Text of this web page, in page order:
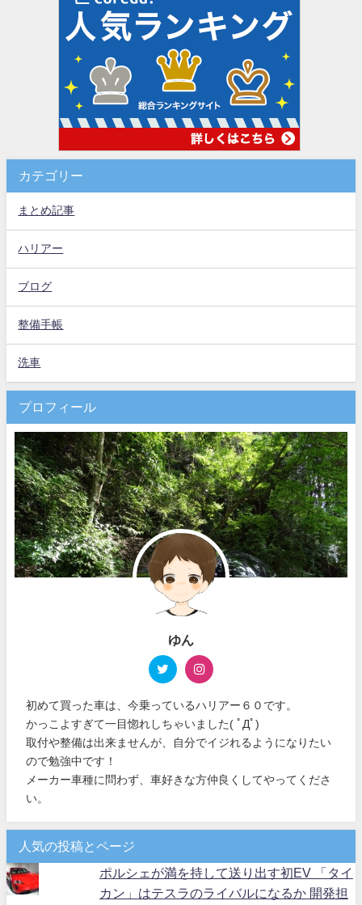
カテゴリー
まとめ記事
ハリアー
ブログ
整備手帳
洗車
プロフィール
ゆん
初めて買った車は、今乗っているハリアー６０です。
かっこよすぎて一目惚れしちゃいました( ﾟДﾟ)
取付や整備は出来ませんが、自分でイジれるようになりたい
ので勉強中です！
メーカー車種に問わず、車好きな方仲良くしてやってくださ
い。
人気の投稿とページ
ポルシェが満を持して送り出す初EV 「タイ
カン」はテスラのライバルになるか 開発担